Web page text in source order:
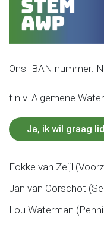
Ons IBAN nummer:
t.n.v. Algemene
Ja, ik wil graag
Fokke van Zeijl
Jan van Oorschot
Lou Waterman